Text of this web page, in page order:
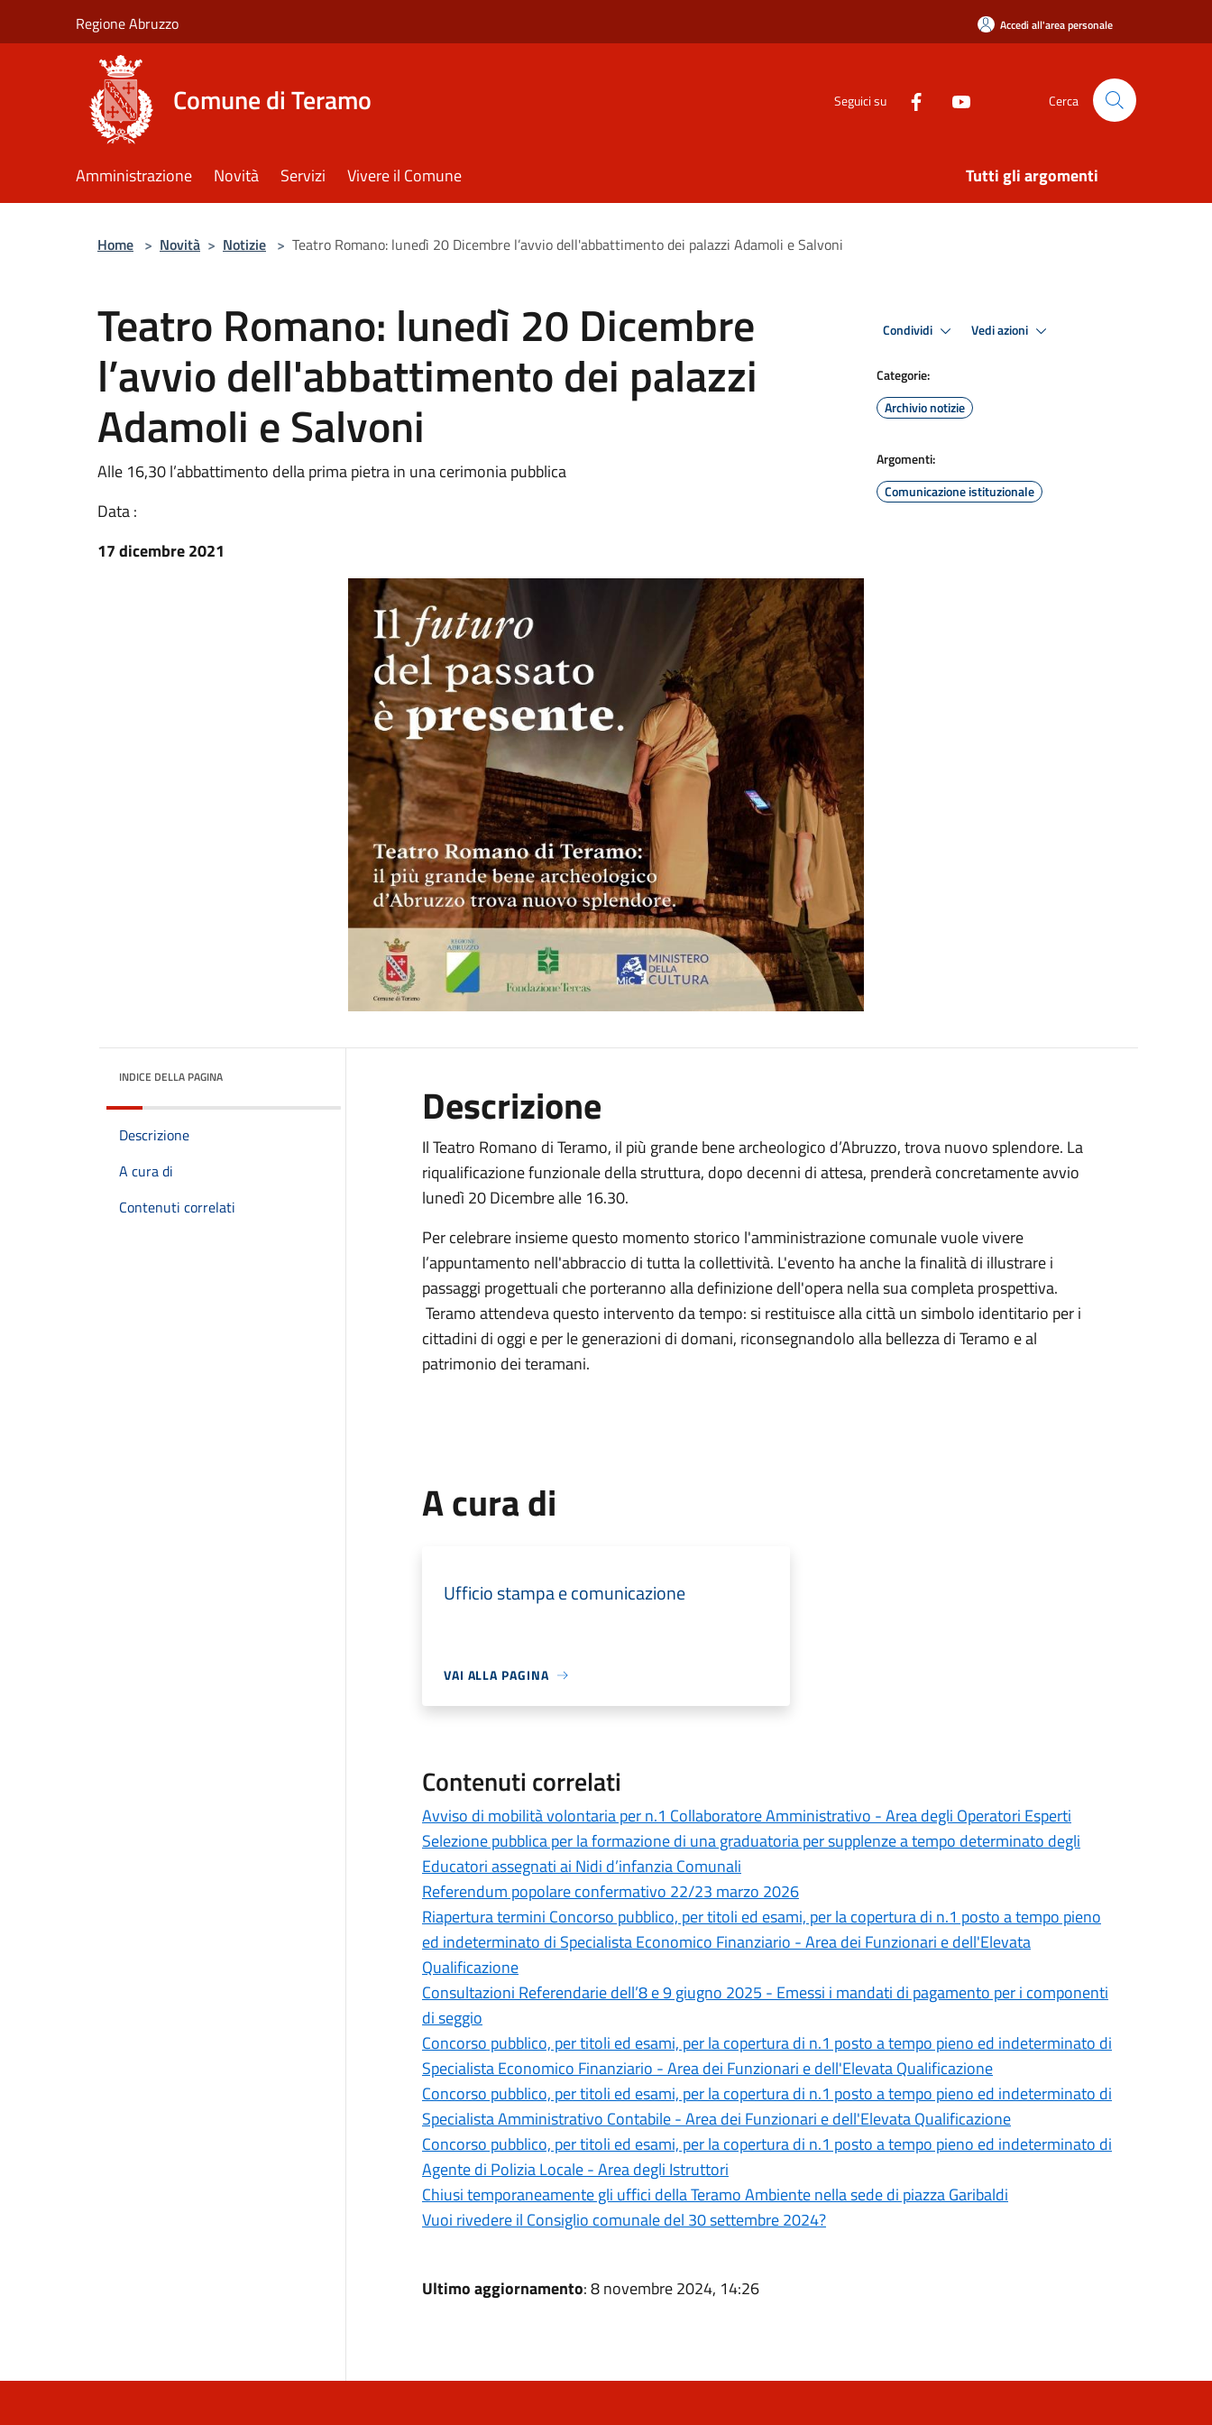
Regione Abruzzo Accedi all'area personale
Comune di Teramo Seguici su Cerca
Amministrazione Novità Servizi Vivere il Comune Tutti gli argomenti
Home > Novità > Notizie > Teatro Romano: lunedì 20 Dicembre l’avvio dell'abbattimento dei palazzi Adamoli e Salvoni
Teatro Romano: lunedì 20 Dicembre
l’avvio dell'abbattimento dei palazzi
Adamoli e Salvoni
Alle 16,30 l’abbattimento della prima pietra in una cerimonia pubblica
Data :
17 dicembre 2021
Condividi Vedi azioni
Categorie:
Archivio notizie
Argomenti:
Comunicazione istituzionale
INDICE DELLA PAGINA
Descrizione
A cura di
Contenuti correlati
Descrizione
Il Teatro Romano di Teramo, il più grande bene archeologico d’Abruzzo, trova nuovo splendore. La
riqualificazione funzionale della struttura, dopo decenni di attesa, prenderà concretamente avvio
lunedì 20 Dicembre alle 16.30.
Per celebrare insieme questo momento storico l'amministrazione comunale vuole vivere
l’appuntamento nell'abbraccio di tutta la collettività. L'evento ha anche la finalità di illustrare i
passaggi progettuali che porteranno alla definizione dell'opera nella sua completa prospettiva.
Teramo attendeva questo intervento da tempo: si restituisce alla città un simbolo identitario per i
cittadini di oggi e per le generazioni di domani, riconsegnandolo alla bellezza di Teramo e al
patrimonio dei teramani.
A cura di
Ufficio stampa e comunicazione
VAI ALLA PAGINA
Contenuti correlati
Avviso di mobilità volontaria per n.1 Collaboratore Amministrativo - Area degli Operatori Esperti
Selezione pubblica per la formazione di una graduatoria per supplenze a tempo determinato degli
Educatori assegnati ai Nidi d’infanzia Comunali
Referendum popolare confermativo 22/23 marzo 2026
Riapertura termini Concorso pubblico, per titoli ed esami, per la copertura di n.1 posto a tempo pieno
ed indeterminato di Specialista Economico Finanziario - Area dei Funzionari e dell'Elevata
Qualificazione
Consultazioni Referendarie dell’8 e 9 giugno 2025 - Emessi i mandati di pagamento per i componenti
di seggio
Concorso pubblico, per titoli ed esami, per la copertura di n.1 posto a tempo pieno ed indeterminato di
Specialista Economico Finanziario - Area dei Funzionari e dell'Elevata Qualificazione
Concorso pubblico, per titoli ed esami, per la copertura di n.1 posto a tempo pieno ed indeterminato di
Specialista Amministrativo Contabile - Area dei Funzionari e dell'Elevata Qualificazione
Concorso pubblico, per titoli ed esami, per la copertura di n.1 posto a tempo pieno ed indeterminato di
Agente di Polizia Locale - Area degli Istruttori
Chiusi temporaneamente gli uffici della Teramo Ambiente nella sede di piazza Garibaldi
Vuoi rivedere il Consiglio comunale del 30 settembre 2024?
Ultimo aggiornamento: 8 novembre 2024, 14:26